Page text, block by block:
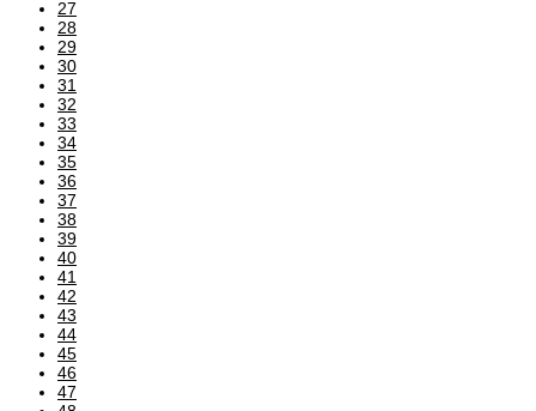
27
28
29
30
31
32
33
34
35
36
37
38
39
40
41
42
43
44
45
46
47